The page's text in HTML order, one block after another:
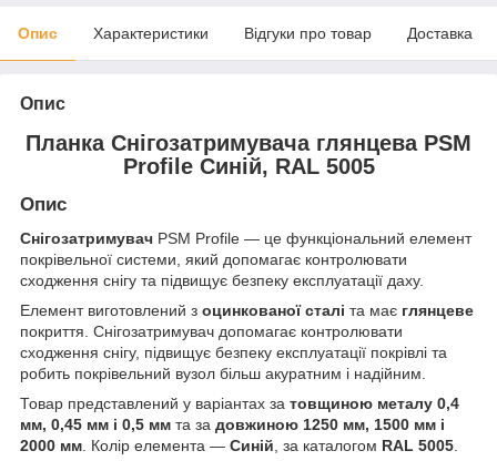
Опис Характеристики Відгуки про товар Доставка
Опис
Планка Снігозатримувача глянцева PSM
Profile Синій, RAL 5005
Опис
Снігозатримувач PSM Profile — це функціональний елемент
покрівельної системи, який допомагає контролювати
сходження снігу та підвищує безпеку експлуатації даху.
Елемент виготовлений з оцинкованої сталі та має глянцеве
покриття. Снігозатримувач допомагає контролювати
сходження снігу, підвищує безпеку експлуатації покрівлі та
робить покрівельний вузол більш акуратним і надійним.
Товар представлений у варіантах за товщиною металу 0,4
мм, 0,45 мм і 0,5 мм та за довжиною 1250 мм, 1500 мм і
2000 мм. Колір елемента — Синій, за каталогом RAL 5005.